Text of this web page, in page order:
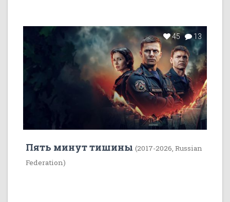
45 13
Пять минут тишины (2017-2026, Russian
Federation)